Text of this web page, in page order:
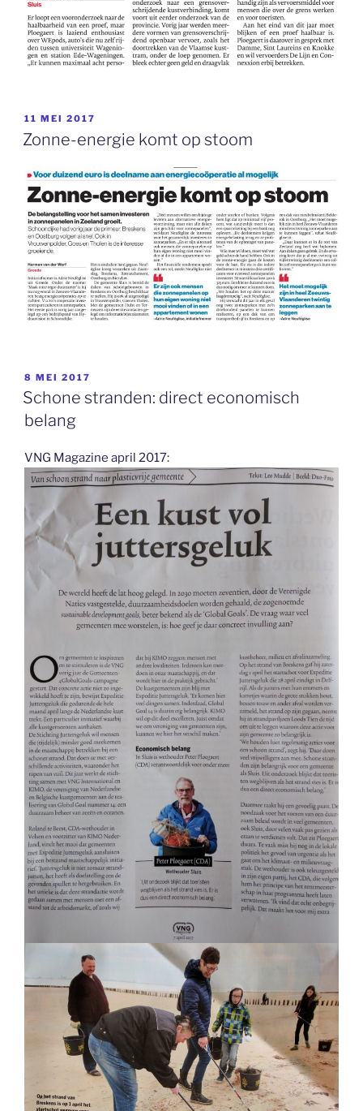
GEPLAATST
OP
11 MEI 2017
Zonne-energie komt op stoom
GEPLAATST
OP
8 MEI 2017
Schone stranden: direct economisch
belang
VNG Magazine april 2017: